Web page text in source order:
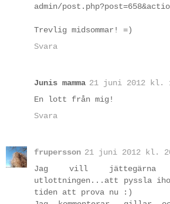
admin/
Trevlig midsommar! =)
Svara
Junis mamma 21 juni 2012 kl.
En lott från mig!
Svara
frupersson 21 juni 2012 kl.
Jag vill
utlottningen...att pyssla
tiden att prova nu :)